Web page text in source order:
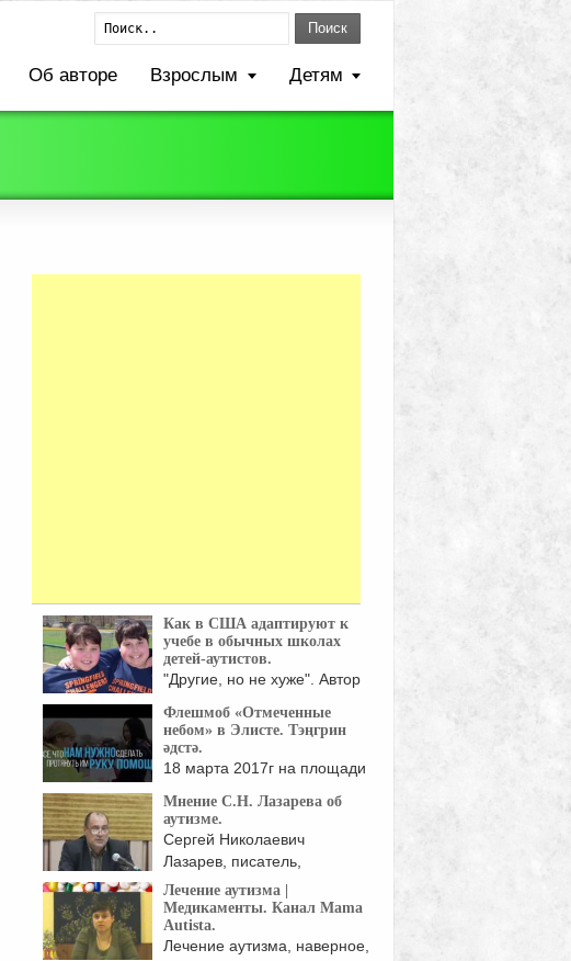
Поиск
Об авторе Взрослым Детям
Как в США адаптируют к
учебе в обычных школах
детей-аутистов.
"Другие, но не хуже". Автор
Флешмоб «Отмеченные
небом» в Элисте. Тэңгрин
әдстә.
18 марта 2017г на площади
Мнение С.Н. Лазарева об
аутизме.
Сергей Николаевич
Лазарев, писатель,
философ, исследователь,
отвечает ...
Лечение аутизма |
Медикаменты. Канал Mama
Autista.
Лечение аутизма, наверное,